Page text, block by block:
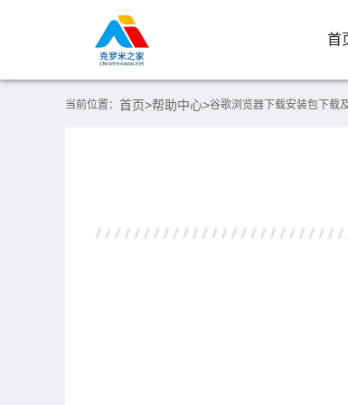
首
当前位置： 首页>帮助中心>谷歌浏览器下载安装包下载